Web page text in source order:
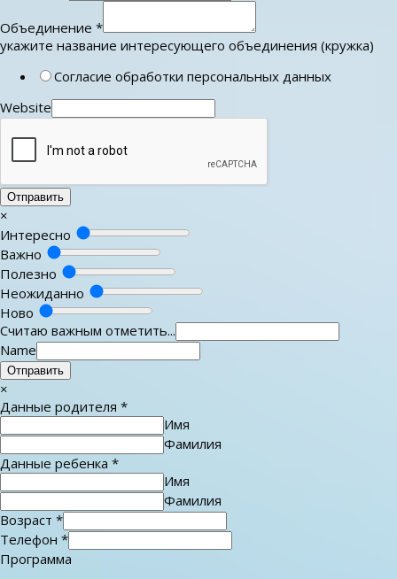
Объединение *
укажите название интересующего объединения (кружка)
Согласие обработки персональных данных
Website
Отправить
×
Интересно
Важно
Полезно
Неожиданно
Ново
Считаю важным отметить...
Name
Отправить
×
Данные родителя *
Имя
Фамилия
Данные ребенка *
Имя
Фамилия
Возраст *
Телефон *
Программа